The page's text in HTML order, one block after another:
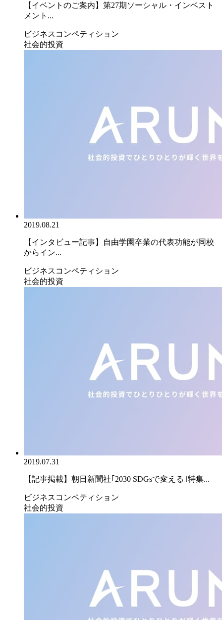
【イベントのご案内】第27期ソーシャル・インベスト
メント...
ビジネスコンペティション
社会的投資
2019.08.21
【インタビュー記事】自由学園卒業の代表功能が同校
からイン...
ビジネスコンペティション
社会的投資
2019.07.31
【記事掲載】朝日新聞社｢2030 SDGsで変える｣特集...
ビジネスコンペティション
社会的投資